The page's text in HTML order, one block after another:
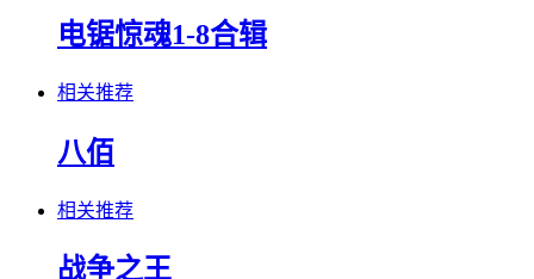
电锯惊魂1-8合辑
相关推荐
八佰
相关推荐
战争之王